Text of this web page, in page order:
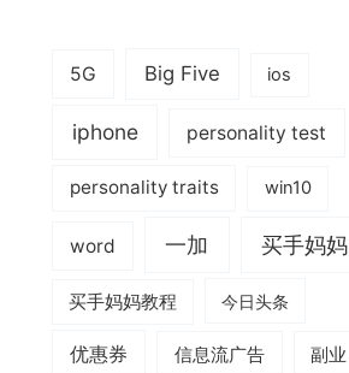
5G Big Five ios
iphone personality test
personality traits win10
word 一加 买手妈妈
买手妈妈教程 今日头条
优惠券 信息流广告 副业